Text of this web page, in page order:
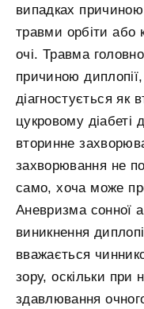
випадках
травми орбіти або
очі. Травма
причиною
діагностується як
цукровому діабеті
вторинне
захворювання не
само, хоча може
Аневризма сонної
виникнення
вважається
зору, оскільки при
здавлювання